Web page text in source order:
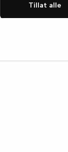
Tillat alle